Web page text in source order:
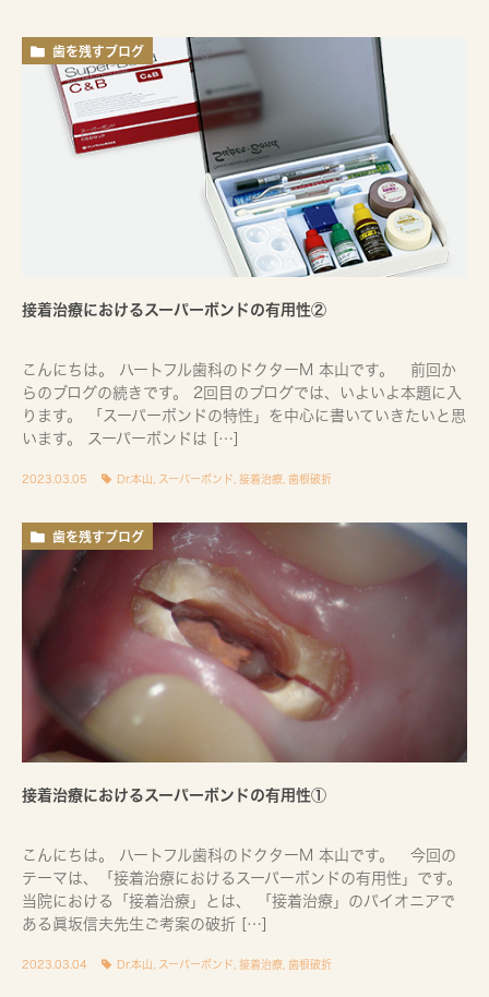
歯を残すブログ
接着治療におけるスーパーボンドの有用性②
こんにちは。 ハートフル歯科のドクターM 本山です。 前回か
らのブログの続きです。 2回目のブログでは、いよいよ本題に入
ります。 「スーパーボンドの特性」を中心に書いていきたいと思
います。 スーパーボンドは […]
2023.03.05 Dr.本山 スーパーボンド 接着治療 歯根破折
歯を残すブログ
接着治療におけるスーパーボンドの有用性①
こんにちは。 ハートフル歯科のドクターM 本山です。 今回の
テーマは、「接着治療におけるスーパーボンドの有用性」です。
当院における「接着治療」とは、 「接着治療」のパイオニアで
ある眞坂信夫先生ご考案の破折 […]
2023.03.04 Dr.本山 スーパーボンド 接着治療 歯根破折